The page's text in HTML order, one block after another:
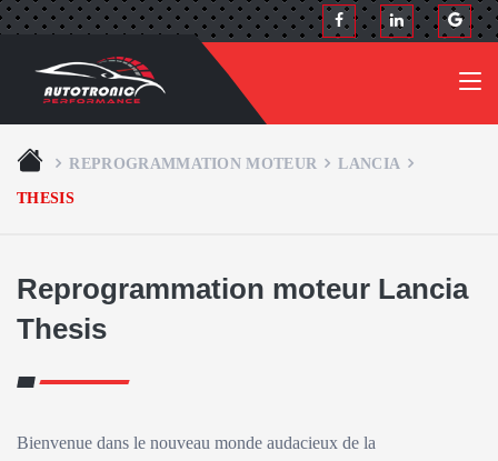
REPROGRAMMATION MOTEUR
LANCIA
THESIS
Reprogrammation moteur Lancia
Thesis
Bienvenue dans le nouveau monde audacieux de la